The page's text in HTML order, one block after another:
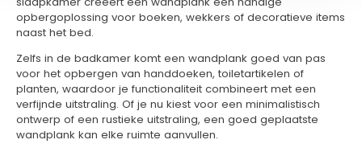
opbergoplossing voor boeken, wekkers of decoratieve items
naast het bed.
Zelfs in de badkamer komt een wandplank goed van pas
voor het opbergen van handdoeken, toiletartikelen of
planten, waardoor je functionaliteit combineert met een
verfijnde uitstraling. Of je nu kiest voor een minimalistisch
ontwerp of een rustieke uitstraling, een goed geplaatste
wandplank kan elke ruimte aanvullen.